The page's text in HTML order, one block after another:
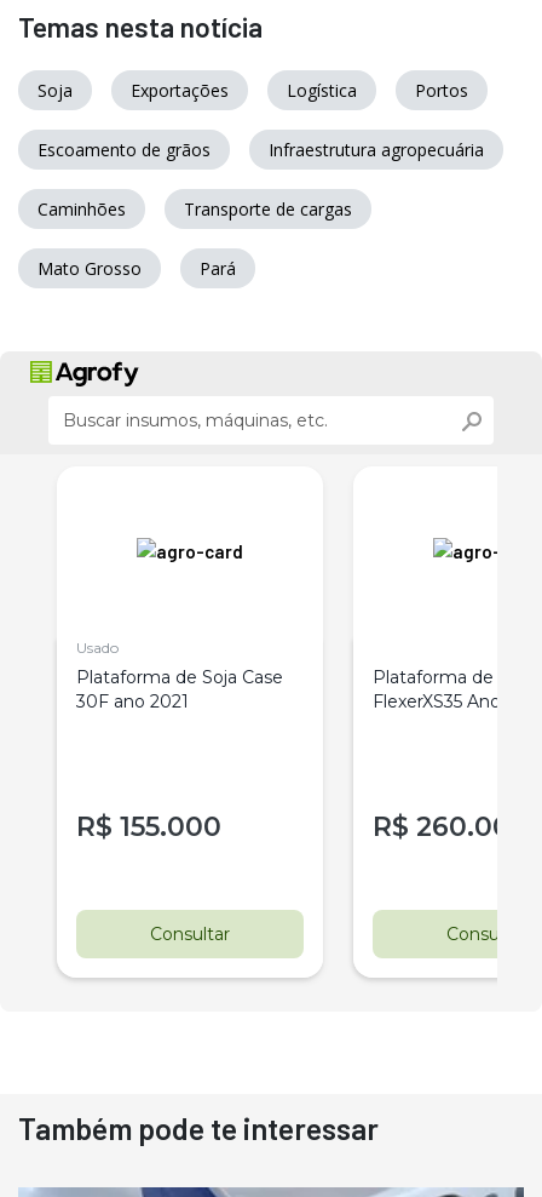
Temas nesta notícia
Soja Exportações Logística Portos
Escoamento de grãos Infraestrutura agropecuária
Caminhões Transporte de cargas
Mato Grosso Pará
Usado
Plataforma de Soja Case
30F ano 2021
R$ 155.000
Consultar
Plataforma de Soja
FlexerXS35 Ano
R$ 260.000
Consultar
Também pode te interessar